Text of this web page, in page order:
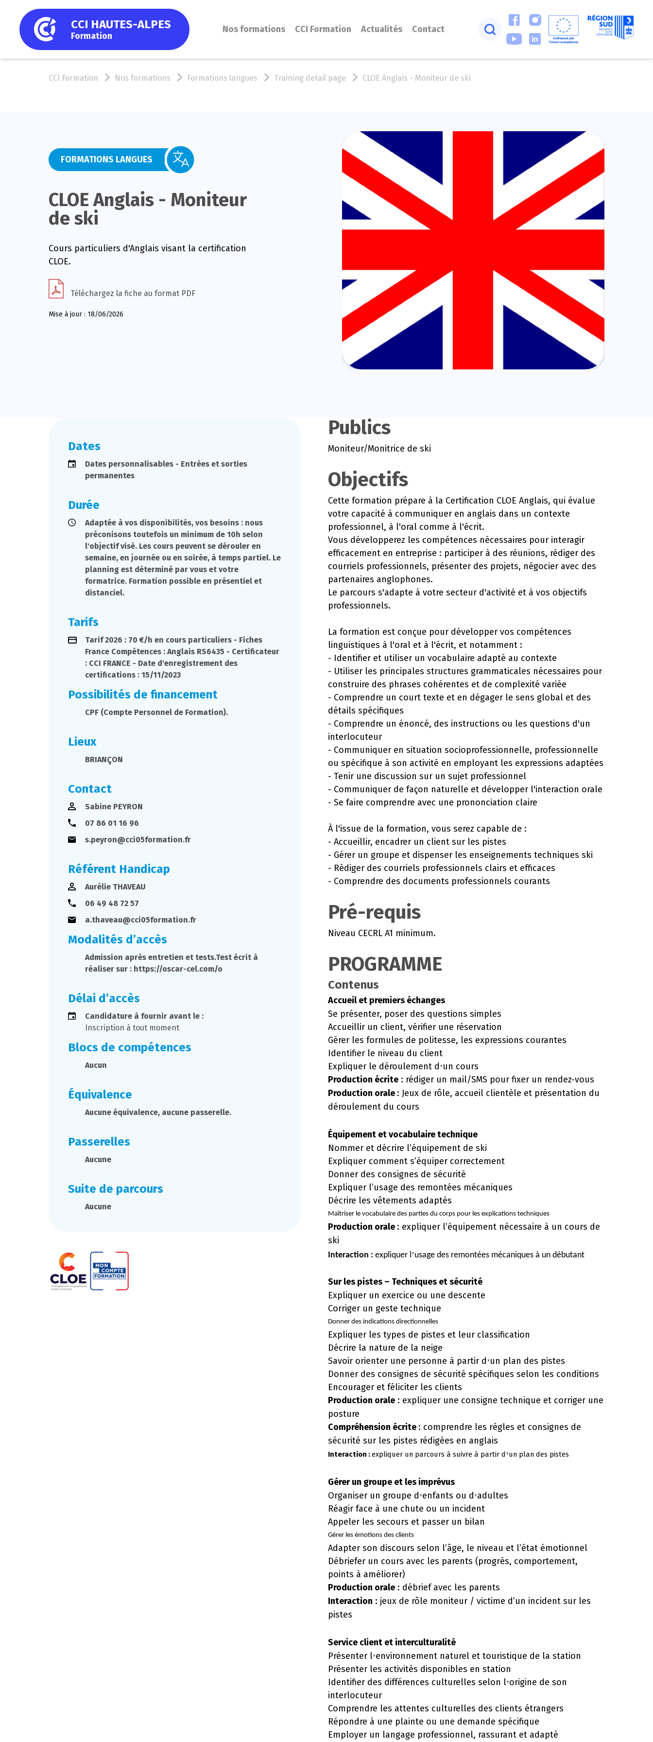
CCI HAUTES-ALPES
Formation
Nos formations CCI Formation Actualités Contact
CCI Formation Nos formations Formations langues Training detail page CLOE Anglais - Moniteur de ski
FORMATIONS LANGUES
CLOE Anglais - Moniteur
de ski
Cours particuliers d'Anglais visant la certification
CLOE.
Téléchargez la fiche au format PDF
Mise à jour : 18/06/2026
Dates
Dates personnalisables - Entrées et sorties
permanentes
Durée
Adaptée à vos disponibilités, vos besoins : nous
préconisons toutefois un minimum de 10h selon
l'objectif visé. Les cours peuvent se dérouler en
semaine, en journée ou en soirée, à temps partiel. Le
planning est déterminé par vous et votre
formatrice. Formation possible en présentiel et
distanciel.
Tarifs
Tarif 2026 : 70 €/h en cours particuliers - Fiches
France Compétences : Anglais RS6435 - Certificateur
: CCI FRANCE - Date d'enregistrement des
certifications : 15/11/2023
Possibilités de financement
CPF (Compte Personnel de Formation).
Lieux
BRIANÇON
Contact
Sabine PEYRON
07 86 01 16 96
s.peyron@cci05formation.fr
Référent Handicap
Aurélie THAVEAU
06 49 48 72 57
a.thaveau@cci05formation.fr
Modalités d’accès
Admission après entretien et tests.Test écrit à
réaliser sur : https://oscar-cel.com/o
Délai d’accès
Candidature à fournir avant le :
Inscription à tout moment
Blocs de compétences
Aucun
Équivalence
Aucune équivalence, aucune passerelle.
Passerelles
Aucune
Suite de parcours
Aucune
Publics
Moniteur/Monitrice de ski
Objectifs
Cette formation prépare à la Certification CLOE Anglais, qui évalue
votre capacité à communiquer en anglais dans un contexte
professionnel, à l'oral comme à l'écrit.
Vous développerez les compétences nécessaires pour interagir
efficacement en entreprise : participer à des réunions, rédiger des
courriels professionnels, présenter des projets, négocier avec des
partenaires anglophones.
Le parcours s'adapte à votre secteur d'activité et à vos objectifs
professionnels.
La formation est conçue pour développer vos compétences
linguistiques à l'oral et à l'écrit, et notamment :
- Identifier et utiliser un vocabulaire adapté au contexte
- Utiliser les principales structures grammaticales nécessaires pour
construire des phrases cohérentes et de complexité variée
- Comprendre un court texte et en dégager le sens global et des
détails spécifiques
- Comprendre un énoncé, des instructions ou les questions d'un
interlocuteur
- Communiquer en situation socioprofessionnelle, professionnelle
ou spécifique à son activité en employant les expressions adaptées
- Tenir une discussion sur un sujet professionnel
- Communiquer de façon naturelle et développer l'interaction orale
- Se faire comprendre avec une prononciation claire
À l'issue de la formation, vous serez capable de :
- Accueillir, encadrer un client sur les pistes
- Gérer un groupe et dispenser les enseignements techniques ski
- Rédiger des courriels professionnels clairs et efficaces
- Comprendre des documents professionnels courants
Pré-requis
Niveau CECRL A1 minimum.
PROGRAMME
Contenus
Accueil et premiers échanges
Se présenter, poser des questions simples
Accueillir un client, vérifier une réservation
Gérer les formules de politesse, les expressions courantes
Identifier le niveau du client
Expliquer le déroulement d’un cours
Production écrite : rédiger un mail/SMS pour fixer un rendez-vous
Production orale : Jeux de rôle, accueil clientèle et présentation du
déroulement du cours
Équipement et vocabulaire technique
Nommer et décrire l’équipement de ski
Expliquer comment s’équiper correctement
Donner des consignes de sécurité
Expliquer l’usage des remontées mécaniques
Décrire les vêtements adaptés
Maîtriser le vocabulaire des parties du corps pour les explications techniques
Production orale : expliquer l’équipement nécessaire à un cours de
ski
Interaction : expliquer l’usage des remontées mécaniques à un débutant
Sur les pistes – Techniques et sécurité
Expliquer un exercice ou une descente
Corriger un geste technique
Donner des indications directionnelles
Expliquer les types de pistes et leur classification
Décrire la nature de la neige
Savoir orienter une personne à partir d’un plan des pistes
Donner des consignes de sécurité spécifiques selon les conditions
Encourager et féliciter les clients
Production orale : expliquer une consigne technique et corriger une
posture
Compréhension écrite : comprendre les règles et consignes de
sécurité sur les pistes rédigées en anglais
Interaction :expliquer un parcours à suivre à partir d’un plan des pistes
Gérer un groupe et les imprévus
Organiser un groupe d’enfants ou d’adultes
Réagir face à une chute ou un incident
Appeler les secours et passer un bilan
Gérer les émotions des clients
Adapter son discours selon l’âge, le niveau et l’état émotionnel
Débriefer un cours avec les parents (progrès, comportement,
points à améliorer)
Production orale : débrief avec les parents
Interaction : jeux de rôle moniteur / victime d’un incident sur les
pistes
Service client et interculturalité
Présenter l’environnement naturel et touristique de la station
Présenter les activités disponibles en station
Identifier des différences culturelles selon l’origine de son
interlocuteur
Comprendre les attentes culturelles des clients étrangers
Répondre à une plainte ou une demande spécifique
Employer un langage professionnel, rassurant et adapté